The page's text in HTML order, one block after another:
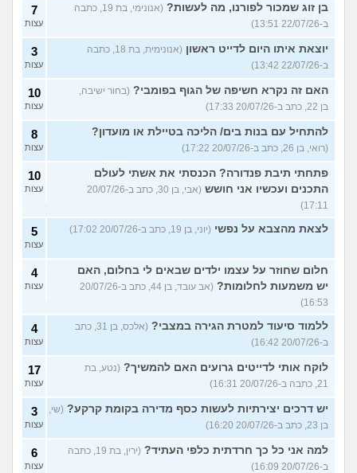
בן זוג שמכור לפורנו, מה לעשות?
(אנונימי, בת 19, כתבה
ב-22/07/26 13:51)
7
עצות
יוצאת איתו היום לדייט ראשון
(אנונימית, בת 18, כתבה
ב-22/07/26 13:42)
3
עצות
האם זה נקרא חשיפה של הגוף בפומבי? (בחור ישיבה,
בן 22, כתב ב-20/07/26 17:33)
10
עצות
להתחיל עם בנות בים/ הליכה בטיילת או מועדון?
(רואי, בן 26, כתב ב-20/07/26 17:22)
8
עצות
פתחתי תיבת פנדורה? הכנסתי את אשתי לעולם
התכנים ועכשיו אני חושש
(אבי, בן 30, כתב ב-20/07/26
17:11)
10
עצות
לצאת מהצבא על נפשי (יוני, בן 19, כתב ב-20/07/26 17:02) 5
עצות
חלום שחוזר על עצמו ילדים שבאים לי בחלום, האם
יש משמעות לחלומות?
(אב עובד, בן 44, כתב ב-20/07/26
16:53)
4
עצות
ללמוד סיעוד למטרת הגירה במצבי?
(אלכס, בן 31, כתב
ב-20/07/26 16:42)
4
עצות
לוקח אותי לדייטים גרועים האם להמשיך? (נטע, בת
21, כתבה ב-20/07/26 16:31)
17
עצות
יש דרכים יצירתיות לעשות כסף מדירה בקומת קרקע? (שי,
בן 23, כתב ב-20/07/26 16:20)
3
עצות
למה אני כל כך חרדתית כלפי העתיד?
(ירין, בת 19, כתבה
ב-20/07/26 16:09)
6
עצות